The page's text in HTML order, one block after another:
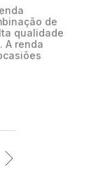
de
qualidade
A renda